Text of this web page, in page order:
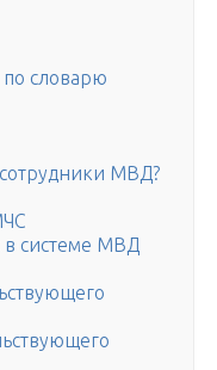
словарю
МВД?
в системе МВД